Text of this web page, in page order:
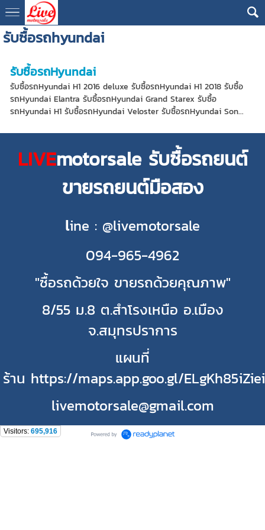
รับซื้อรถhyundai
รับซื้อรถHyundai
รับซื้อรถHyundai H1 2016 deluxe รับซื้อรถHyundai H1 2018 รับซื้อ
รถHyundai Elantra รับซื้อรถHyundai Grand Starex รับซื้อ
รถHyundai H1 รับซื้อรถHyundai Veloster รับซื้อรถHyundai Son...
LIVEmotorsale รับซื้อรถยนต์
ขายรถยนต์มือสอง
line : @livemotorsale
094-965-4962
"ซื้อรถด้วยใจ ขายรถด้วยคุณภาพ"
8/55 ม.8 ต.สำโรงเหนือ อ.เมือง
จ.สมุทรปราการ
แผนที่
ร้าน https://maps.app.goo.gl/
livemotorsale@gmail.com
Visitors: 695,916